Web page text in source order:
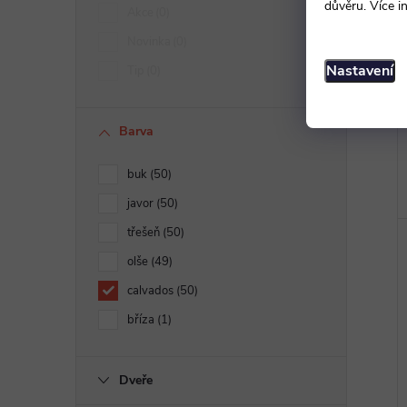
důvěru. Více
Nastavení
Barva
buk 50
javor 50
třešeň 50
olše 49
calvados 50
bříza 1
Dveře